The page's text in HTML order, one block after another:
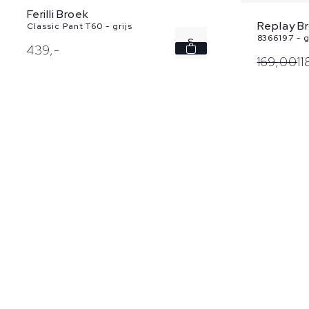
Ferilli Broek
Classic Pant T60 - grijs
439,- S
Replay
8366197 -
169,00